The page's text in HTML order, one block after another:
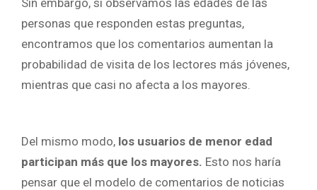
personas que responden estas preguntas,
encontramos que los comentarios aumentan la
probabilidad de visita de los lectores más jóvenes,
mientras que casi no afecta a los mayores.
Del mismo modo, los usuarios de menor edad
participan más que los mayores. Esto nos haría
pensar que el modelo de comentarios de noticias